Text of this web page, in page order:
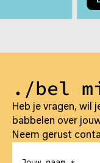
./bel
Heb je vragen, wil
babbelen over
Neem gerust